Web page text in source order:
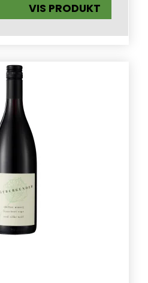
VIS PRODUKT